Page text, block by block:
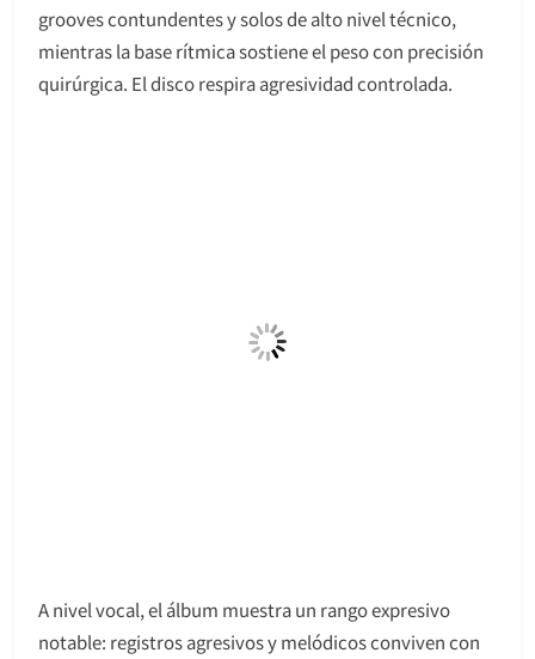
grooves contundentes y solos de alto nivel técnico,
mientras la base rítmica sostiene el peso con precisión
quirúrgica. El disco respira agresividad controlada.
A nivel vocal, el álbum muestra un rango expresivo
notable: registros agresivos y melódicos conviven con